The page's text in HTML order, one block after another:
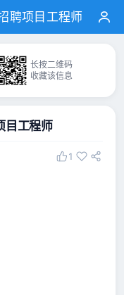
聘项目工程师
长按二维码
收藏该信息
目工程师
1